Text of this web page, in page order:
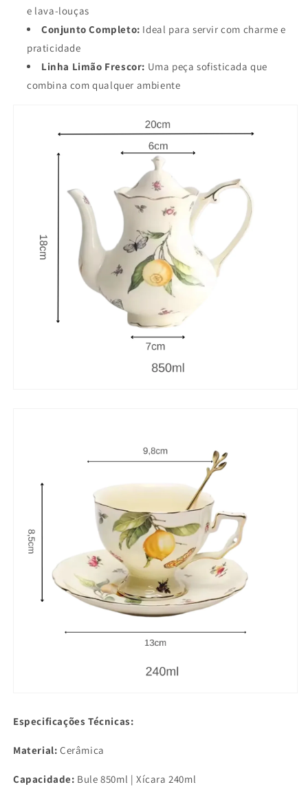
e lava-louças
Conjunto Completo: Ideal para servir com charme e
praticidade
Linha Limão Frescor: Uma peça sofisticada que
combina com qualquer ambiente
Especificações Técnicas:
Material: Cerâmica
Capacidade: Bule 850ml | Xícara 240ml